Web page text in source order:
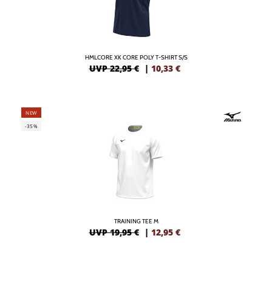
HMLCORE XK CORE POLY T-SHIRT S/S
UVP 22,95 € | 10,33 €
NEW
-35%
TRAINING TEE M
UVP 19,95 € | 12,95 €